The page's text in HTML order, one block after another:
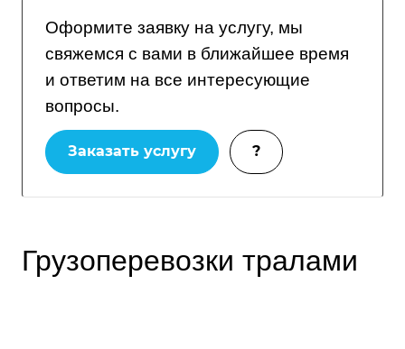
Оформите заявку на услугу, мы
свяжемся с вами в ближайшее время
и ответим на все интересующие
вопросы.
Заказать услугу ?
Грузоперевозки тралами